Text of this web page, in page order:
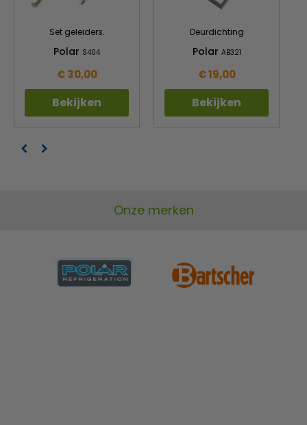
Set geleiders.
Polar S404
€ 30,00
Bekijken
Deurdichting
Polar AB321
€ 19,00
Bekijken
Onze merken